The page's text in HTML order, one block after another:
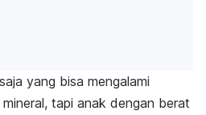
yang bisa mengalami
tapi anak dengan berat